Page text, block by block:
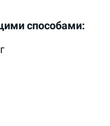
способами: